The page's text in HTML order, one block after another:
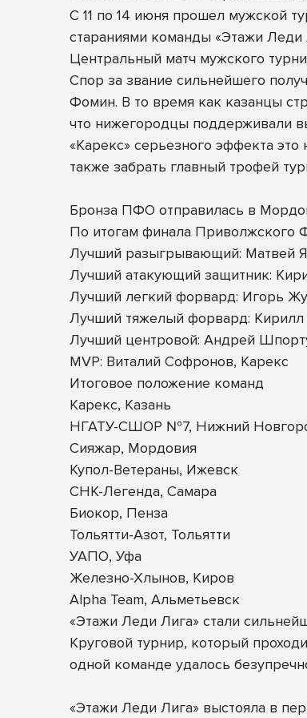
С 11 по 14 июня прошел мужской
стараниями команды «Этажи Леди
Центральный матч мужского
Спор за звание сильнейшего
Фомин. В то время как казанцы
что нижегородцы поддерживали
«Карекс» серьезного эффекта
также забрать главный трофей
Бронза ПФО отправилась в
По итогам финала Приволжского
Лучший разыгрывающий: Матвей
Лучший атакующий защитник:
Лучший легкий форвард: Игорь
Лучший тяжелый форвард: Кирилл
Лучший центровой: Андрей
MVP: Виталий Софронов, Карекс
Итоговое положение команд
Карекс, Казань
НГАТУ-СШОР №7, Нижний
Сияжар, Мордовия
Купол-Ветераны, Ижевск
СНК-Легенда, Самара
Биокор, Пенза
Тольятти-Азот, Тольятти
УАПО, Уфа
Железно-Хлынов, Киров
Alpha Team, Альметьевск
«Этажи Леди Лига» стали
Круговой турнир, который
одной команде удалось
«Этажи Леди Лига» выстояла в